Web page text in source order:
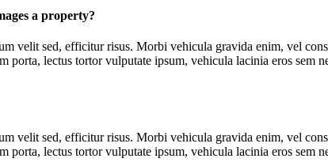
a property?
velit sed, efficitur risus. Morbi vehicula gravida enim, vel
porta, lectus tortor vulputate ipsum, vehicula lacinia eros sem
velit sed, efficitur risus. Morbi vehicula gravida enim, vel
porta, lectus tortor vulputate ipsum, vehicula lacinia eros sem